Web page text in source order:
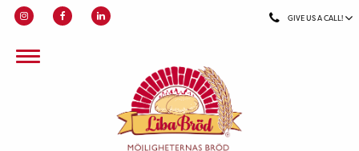
GIVE US A CALL!